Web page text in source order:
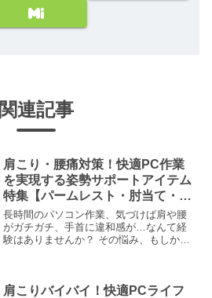
関連記事
肩こり・腰痛対策！快適PC作業
を実現する姿勢サポートアイテム
特集【パームレスト・肘当て・ゲ
ーミングチェア】
長時間のパソコン作業、気づけば肩や腰
がガチガチ、手首に違和感が…なんて経
験はありませんか？ その悩み、もしかし
いもの。そこで今回は、...
肩こりバイバイ！快適PCライフ